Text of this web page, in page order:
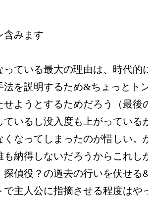
含みます
っている最大の理由は、時代的
法を説明するため&ちょっとト
せようとするためだろう（最後
ているし没入度も上がっている
くなってしまったのが惜しい。
も納得しないだろうからこれし
探偵役？の過去の行いを伏せる
で主人公に指摘させる程度はや